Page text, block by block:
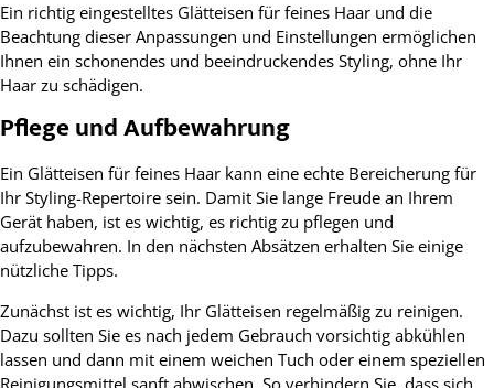
Ein richtig eingestelltes Glätteisen für feines Haar und die
Beachtung dieser Anpassungen und Einstellungen ermöglichen
Ihnen ein schonendes und beeindruckendes Styling, ohne Ihr
Haar zu schädigen.
Pflege und Aufbewahrung
Ein Glätteisen für feines Haar kann eine echte Bereicherung für
Ihr Styling-Repertoire sein. Damit Sie lange Freude an Ihrem
Gerät haben, ist es wichtig, es richtig zu pflegen und
aufzubewahren. In den nächsten Absätzen erhalten Sie einige
nützliche Tipps.
Zunächst ist es wichtig, Ihr Glätteisen regelmäßig zu reinigen.
Dazu sollten Sie es nach jedem Gebrauch vorsichtig abkühlen
lassen und dann mit einem weichen Tuch oder einem speziellen
Reinigungsmittel sanft abwischen. So verhindern Sie, dass sich